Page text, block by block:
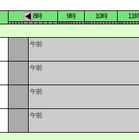
8時 9時 10時 11
午前
午前
午前
午前